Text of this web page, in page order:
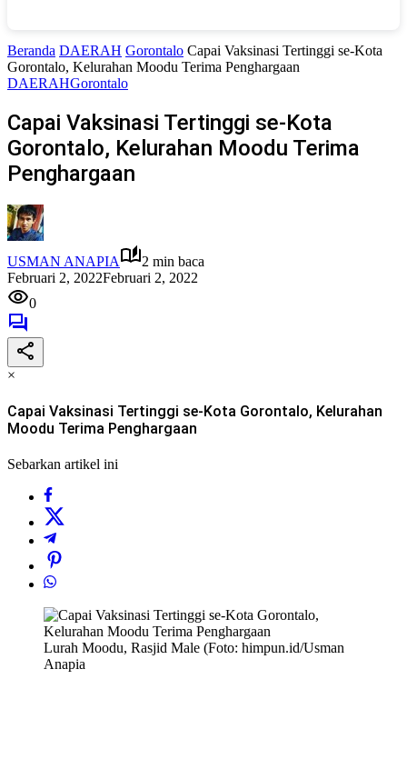
Beranda DAERAH Gorontalo Capai Vaksinasi Tertinggi se-Kota
Gorontalo, Kelurahan Moodu Terima Penghargaan
DAERAHGorontalo
Capai Vaksinasi Tertinggi se-Kota
Gorontalo, Kelurahan Moodu Terima
Penghargaan
USMAN ANAPIA
2 min baca
Februari 2, 2022Februari 2, 2022
0
×
Capai Vaksinasi Tertinggi se-Kota Gorontalo, Kelurahan
Moodu Terima Penghargaan
Sebarkan artikel ini
Lurah Moodu, Rasjid Male (Foto: himpun.id/Usman
Anapia